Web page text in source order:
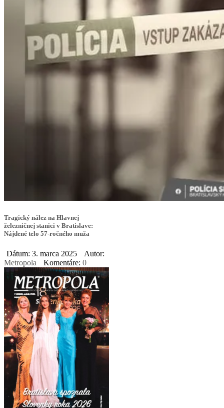
Tragický nález na Hlavnej
železničnej stanici v Bratislave:
Nájdené telo 57-ročného muža
Dátum: 3. marca 2025
Autor:
Metropola
Komentáre: 0